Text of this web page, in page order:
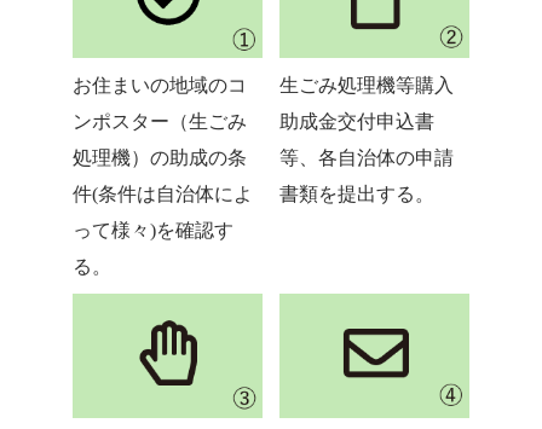
お住まいの地域のコ
ンポスター（生ごみ
処理機）の助成の条
件(条件は自治体によ
って様々)を確認す
る。
生ごみ処理機等購入
助成金交付申込書
等、各自治体の申請
書類を提出する。